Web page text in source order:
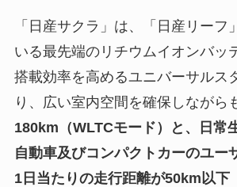
「日産サクラ」は、「日産リーフ
いる最先端のリチウムイオンバッ
搭載効率を高めるユニバーサルス
り、広い室内空間を確保しながら
180km（WLTCモード）と、日常
自動車及びコンパクトカーのユー
1日当たりの走行距離が50km以下